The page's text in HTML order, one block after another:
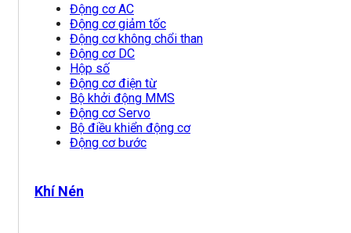
Động cơ AC
Động cơ giảm tốc
Động cơ không chổi than
Động cơ DC
Hộp số
Động cơ điện từ
Bộ khởi động MMS
Động cơ Servo
Bộ điều khiển động cơ
Động cơ bước
Khí Nén